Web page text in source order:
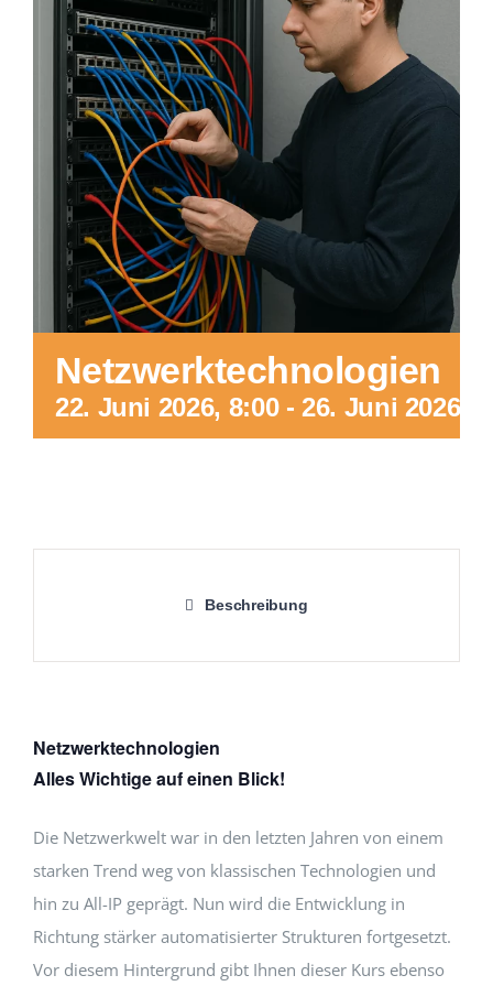
Netzwerktechnologien
22. Juni 2026, 8:00-26. Juni 2026,
Beschreibung
Netzwerktechnologien
Alles Wichtige auf einen Blick!
Die Netzwerkwelt war in den letzten Jahren von einem
starken Trend weg von klassischen Technologien und
hin zu All-IP geprägt. Nun wird die Entwicklung in
Richtung stärker automatisierter Strukturen fortgesetzt.
Vor diesem Hintergrund gibt Ihnen dieser Kurs ebenso